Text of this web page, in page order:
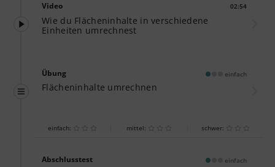
Video 02:54
Wie du Flächeninhalte in verschiedene
Einheiten umrechnest
Übung einfach
Flächeninhalte umrechnen
einfach: mittel: schwer:
Abschlusstest einfach